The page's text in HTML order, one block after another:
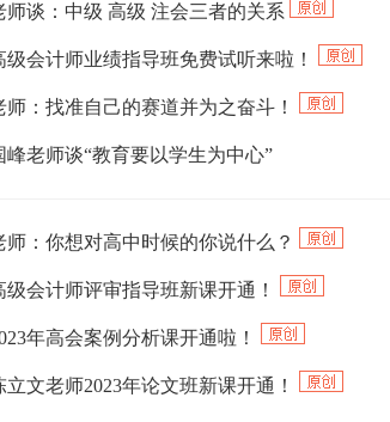
师谈：中级 高级 注会三者的关系
级会计师业绩指导班免费试听来啦！
：找准自己的赛道并为之奋斗！
峰老师谈“教育要以学生为中心”
师：你想对高中时候的你说什么？
级会计师评审指导班新课开通！
年高会案例分析课开通啦！
文老师2023年论文班新课开通！